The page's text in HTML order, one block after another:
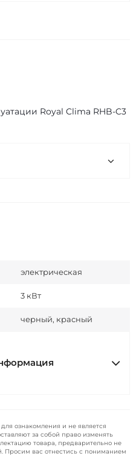
Royal Clima RHB-C3
электрическая
3 кВт
черный, красный
ознакомления и не является
за собой право изменять
товара, предварительно не
Просим вас отнестись с пониманием